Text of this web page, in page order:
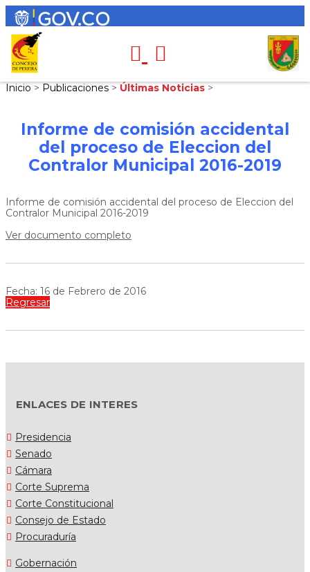
Inicio > Publicaciones > Últimas Noticias >
Informe de comisión accidental
del proceso de Eleccion del
Contralor Municipal 2016-2019
Informe de comisión accidental del proceso de Eleccion del
Contralor Municipal 2016-2019
Ver documento completo
Fecha: 16 de Febrero de 2016
Regresar
ENLACES DE INTERES
Presidencia
Senado
Cámara
Corte Suprema
Corte Constitucional
Consejo de Estado
Procuraduría
Gobernación